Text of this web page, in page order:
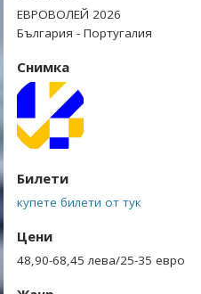
ЕВРОВОЛЕЙ 2026
България - Португалия
Снимка
Билети
купете билети от тук
Цени
48,90-68,45 лева/25-35 евро